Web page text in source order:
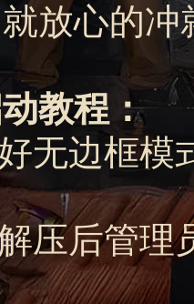
放心的冲
教程：
无边框模
压后管理